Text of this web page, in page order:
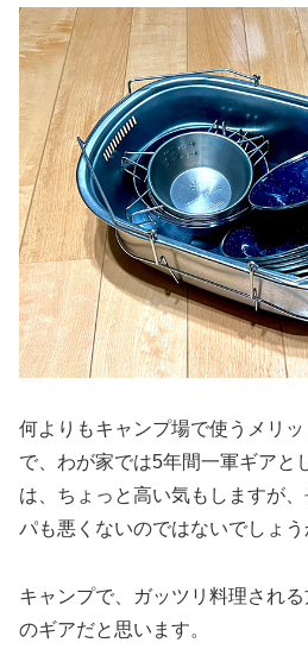
何よりもキャンプ場で使うメリ
で、わが家では5年間一軍ギアと
は、ちょっと高い気もしますが
パも悪くないのではないでしょう
キャンプで、ガッツリ料理され
のギアだと思います。